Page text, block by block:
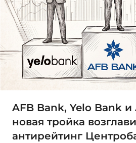
AFB Bank, Yelo Bank и
новая тройка
антирейтинг